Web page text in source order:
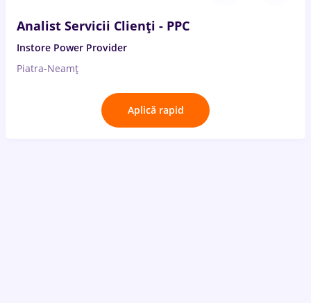
Analist Servicii Clienți - PPC
Instore Power Provider
Piatra-Neamț
Aplică rapid